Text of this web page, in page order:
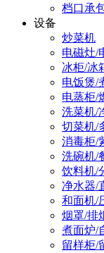
档口承
设备
炒菜机
电磁灶/
冰柜/冰
电饭煲/
电蒸柜/
洗菜机/
切菜机/
消毒柜/
洗碗机/
饮料机/
净水器/
和面机/
烟罩/排
煮面炉/
留样柜/